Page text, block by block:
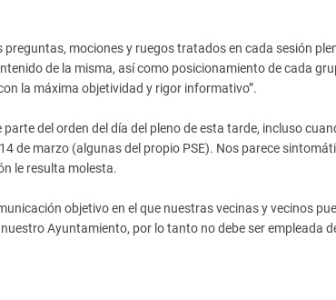
mociones y ruegos tratados en cada sesión
de la misma, así como posicionamiento de cada
la máxima objetividad y rigor informativo”.
del orden del día del pleno de esta tarde, incluso
de marzo (algunas del propio PSE). Nos parece
le resulta molesta.
objetivo en el que nuestras vecinas y vecinos
Ayuntamiento, por lo tanto no debe ser empleada